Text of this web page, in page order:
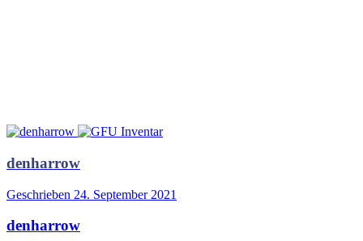
denharrow
Geschrieben 24. September 2021
denharrow